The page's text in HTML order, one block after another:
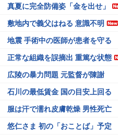
真夏に完全防備姿「金を出せ」
敷地内で義父はねる 意識不明
地震 手術中の医師が患者を守る
正常な組織を誤摘出 重篤な状態
広陵の暴力問題 元監督が陳謝
石川の最低賃金 国の目安上回る
服は汗で濡れ皮膚乾燥 男性死亡
悠仁さま 初の「おことば」予定